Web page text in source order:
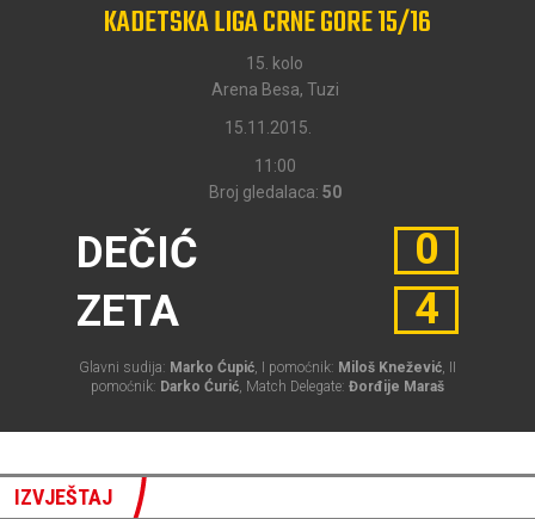
KADETSKA LIGA CRNE GORE 15/16
15. kolo
Arena Besa, Tuzi
15.11.2015.
11:00
Broj gledalaca: 50
DEČIĆ
ZETA
0
4
Glavni sudija: Marko Ćupić, I pomoćnik: Miloš Knežević, II
pomoćnik: Darko Ćurić, Match Delegate: Đorđije Maraš
IZVJEŠTAJ